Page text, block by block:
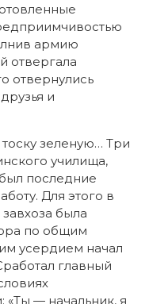
армию
отвергала
отвернулись
и
зеленую… Три
училища,
последние
Для этого в
была
по общим
усердием начал
главный
«Ты — начальник, я